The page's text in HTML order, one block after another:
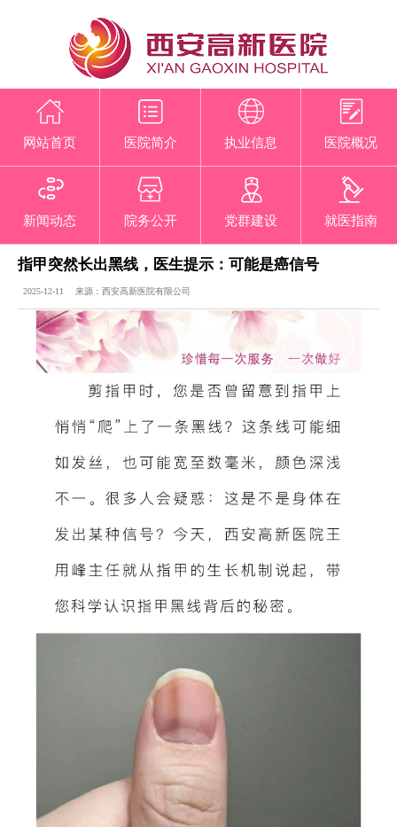
网站首页 医院简介 执业信息 医院概况
新闻动态 院务公开 党群建设 就医指南
指甲突然长出黑线，医生提示：可能是癌信号
2025-12-11 来源：西安高新医院有限公司